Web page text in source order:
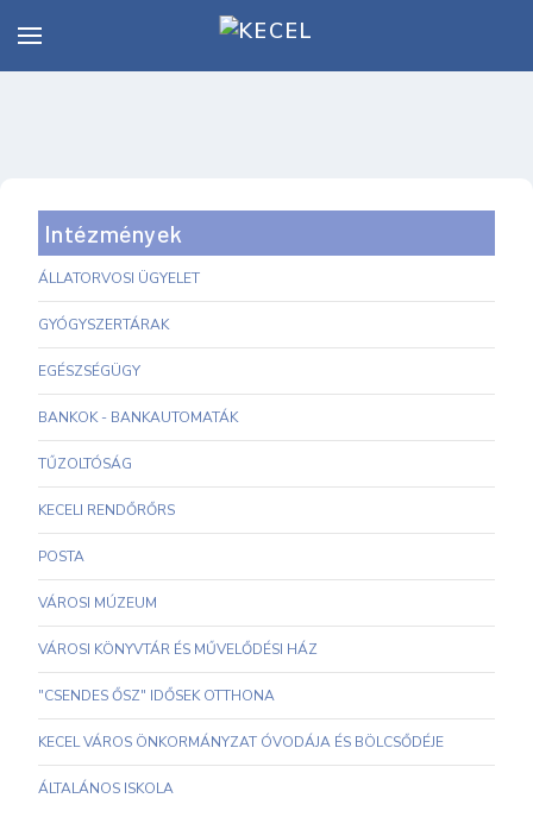
Intézmények
ÁLLATORVOSI ÜGYELET
GYÓGYSZERTÁRAK
EGÉSZSÉGÜGY
BANKOK - BANKAUTOMATÁK
TŰZOLTÓSÁG
KECELI RENDŐRŐRS
POSTA
VÁROSI MÚZEUM
VÁROSI KÖNYVTÁR ÉS MŰVELŐDÉSI HÁZ
"CSENDES ŐSZ" IDŐSEK OTTHONA
KECEL VÁROS ÖNKORMÁNYZAT ÓVODÁJA ÉS BÖLCSŐDÉJE
ÁLTALÁNOS ISKOLA